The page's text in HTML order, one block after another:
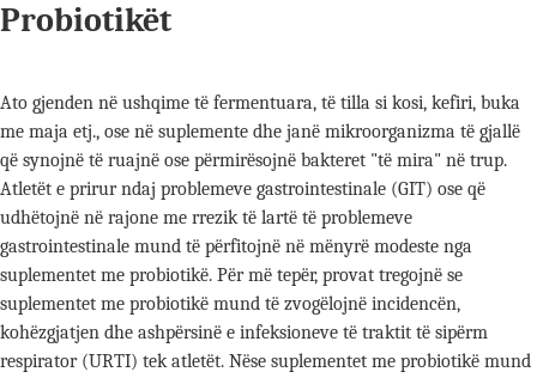
Probiotikët
Ato gjenden në ushqime të fermentuara, të tilla si kosi, kefiri, buka
me maja etj., ose në suplemente dhe janë mikroorganizma të gjallë
që synojnë të ruajnë ose përmirësojnë bakteret "të mira" në trup.
Atletët e prirur ndaj problemeve gastrointestinale (GIT) ose që
udhëtojnë në rajone me rrezik të lartë të problemeve
gastrointestinale mund të përfitojnë në mënyrë modeste nga
suplementet me probiotikë. Për më tepër, provat tregojnë se
suplementet me probiotikë mund të zvogëlojnë incidencën,
kohëzgjatjen dhe ashpërsinë e infeksioneve të traktit të sipërm
respirator (URTI) tek atletët. Nëse suplementet me probiotikë mund